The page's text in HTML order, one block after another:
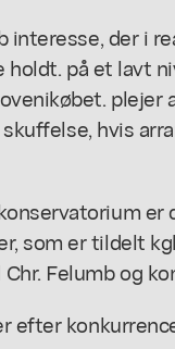
interesse, der i
på et lavt
hvis
som er tildelt
Felumb og
efter